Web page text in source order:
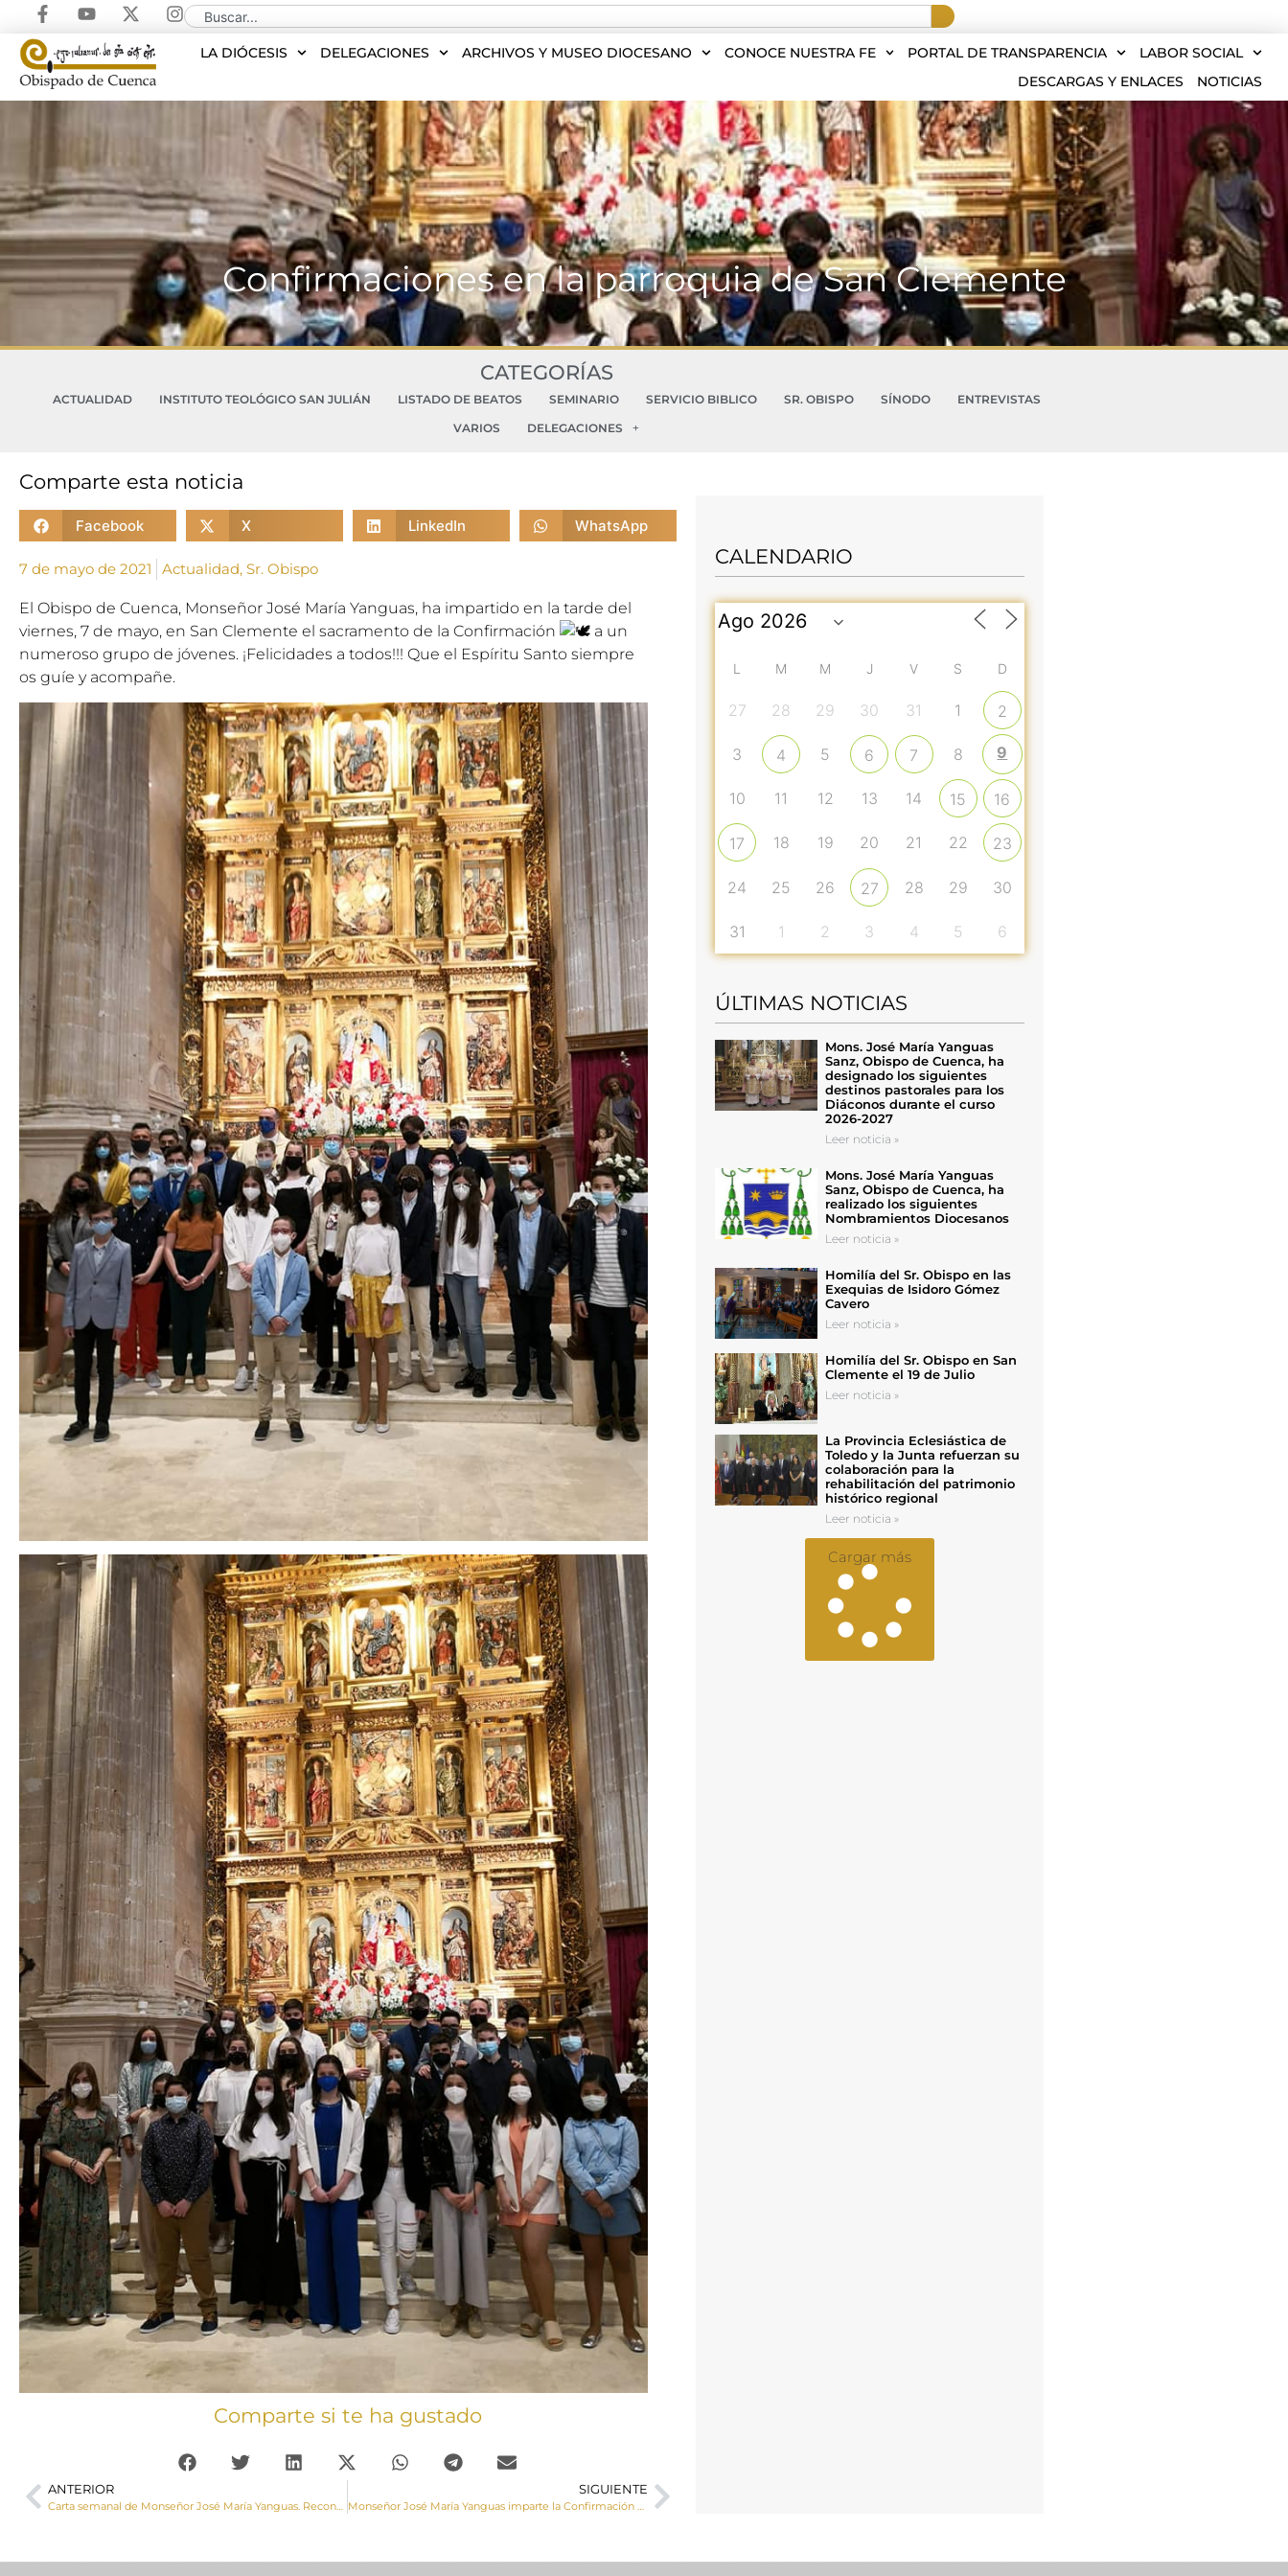
LA DIÓCESIS DELEGACIONES ARCHIVOS Y MUSEO DIOCESANO CONOCE NUESTRA FE PORTAL DE TRANSPARENCIA
LABOR SOCIAL
DESCARGAS Y ENLACES
NOTICIAS
Confirmaciones en la parroquia de San Clemente
CATEGORÍAS
ACTUALIDAD INSTITUTO TEOLÓGICO SAN JULIÁN LISTADO DE BEATOS SEMINARIO SERVICIO BIBLICO SR. OBISPO SÍNODO
ENTREVISTAS
VARIOS
DELEGACIONES
Comparte esta noticia
Facebook X LinkedIn WhatsApp
7 de mayo de 2021 Actualidad, Sr. Obispo
El Obispo de Cuenca, Monseñor José María Yanguas, ha impartido en la tarde del
viernes, 7 de mayo, en San Clemente el sacramento de la Confirmación
a un
numeroso grupo de jóvenes. ¡Felicidades a todos!!! Que el Espíritu Santo siempre
os guíe y acompañe.
Comparte si te ha gustado
ANTERIOR SIGUIENTE
CALENDARIO
L M M J V S D
27 28 29 30 31 1 2
3 4 5 6 7 8 9
10 11 12 13 14 15 16
17 18 19 20 21 22 23
24 25 26 27 28 29 30
31 1 2 3 4 5 6
ÚLTIMAS NOTICIAS
Mons. José María Yanguas
Sanz, Obispo de Cuenca, ha
designado los siguientes
destinos pastorales para los
Diáconos durante el curso
2026-2027
Leer noticia »
Mons. José María Yanguas
Sanz, Obispo de Cuenca, ha
realizado los siguientes
Nombramientos Diocesanos
Leer noticia »
Homilía del Sr. Obispo en las
Exequias de Isidoro Gómez
Cavero
Leer noticia »
Homilía del Sr. Obispo en San
Clemente el 19 de Julio
Leer noticia »
La Provincia Eclesiástica de
Toledo y la Junta refuerzan su
colaboración para la
rehabilitación del patrimonio
histórico regional
Leer noticia »
Cargar más